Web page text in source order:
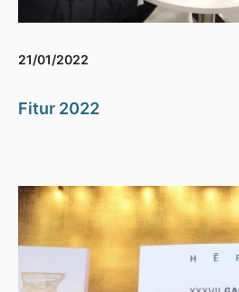
21/01/2022
Fitur 2022